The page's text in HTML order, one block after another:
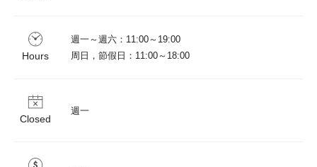
Hours
週一～週六：11:00～19:00
周日，節假日：11:00～18:00
Closed
週一